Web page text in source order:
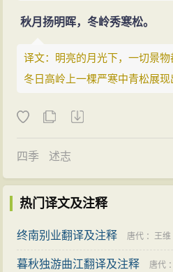
秋月扬明晖，冬岭秀寒松。
译文：明亮的月光下，一切景
冬日高岭上一棵严寒中青松展现
四季 述志
热门译文及注释
终南别业翻译及注释 唐代 ：王维
暮秋独游曲江翻译及注释 唐代